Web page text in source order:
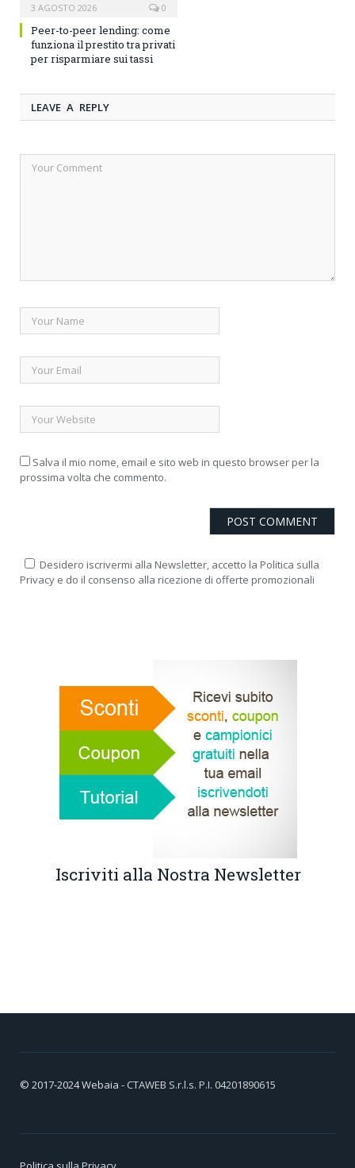
3 AGOSTO 2026 0
Peer-to-peer lending: come
funziona il prestito tra privati
per risparmiare sui tassi
LEAVE A REPLY
Salva il mio nome, email e sito web in questo browser per la
prossima volta che commento.
Desidero iscrivermi alla Newsletter, accetto la Politica sulla
Privacy e do il consenso alla ricezione di offerte promozionali
Iscriviti alla Nostra Newsletter
© 2017-2024Webaia - CTAWEB S.r.l.s. P.I. 04201890615